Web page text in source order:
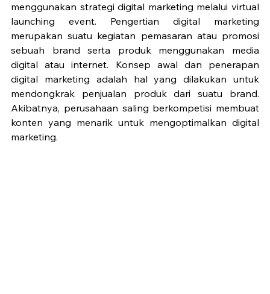
menggunakan strategi digital marketing melalui virtual
launching event. Pengertian digital marketing
merupakan suatu kegiatan pemasaran atau promosi
sebuah brand serta produk menggunakan media
digital atau internet. Konsep awal dan penerapan
digital marketing adalah hal yang dilakukan untuk
mendongkrak penjualan produk dari suatu brand.
Akibatnya, perusahaan saling berkompetisi membuat
konten yang menarik untuk mengoptimalkan digital
marketing.